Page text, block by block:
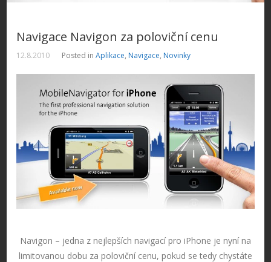
Navigace Navigon za poloviční cenu
12.8.2010 Posted inAplikace, Navigace, Novinky
Navigon – jedna z nejlepších navigací pro iPhone je nyní na
limitovanou dobu za poloviční cenu, pokud se tedy chystáte